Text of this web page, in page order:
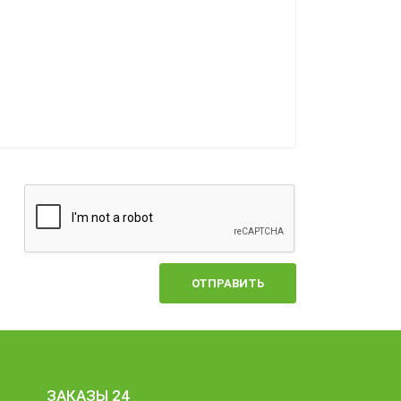
ОТПРАВИТЬ
ЗАКАЗЫ 24